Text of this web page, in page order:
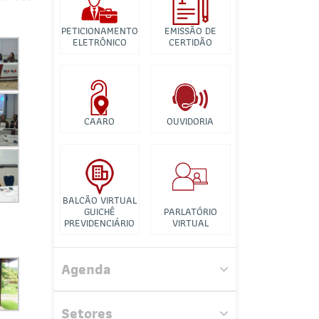
Banco de Imagens
Tutorial para
Videconferência
PETICIONAMENTO
ELETRÔNICO
EMISSÃO DE
CERTIDÃO
CAARO OUVIDORIA
BALCÃO VIRTUAL
GUICHÊ
PREVIDENCIÁRIO
PARLATÓRIO
VIRTUAL
Agenda
Setores
Comissão de Direito
Administrativo
Comissão de Relações
Interinstitucionais